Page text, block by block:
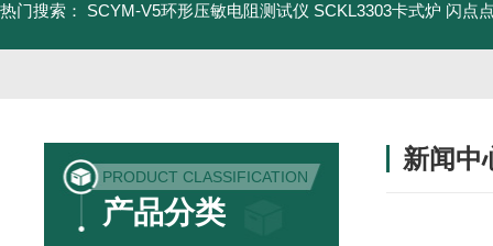
热门搜索： SCYM-V5环形压敏电阻测试仪 SCKL3303卡式炉 闪点
PRODUCT CLASSIFICATION
产品分类
新闻中